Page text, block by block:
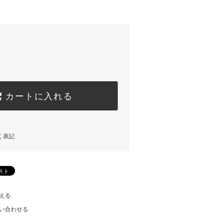
カートに入れる
表記
る
合わせる